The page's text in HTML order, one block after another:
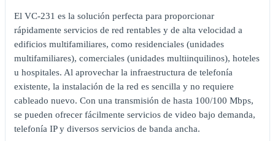
El VC-231 es la solución perfecta para proporcionar
rápidamente servicios de red rentables y de alta velocidad a
edificios multifamiliares, como residenciales (unidades
multifamiliares), comerciales (unidades multiinquilinos), hoteles
u hospitales. Al aprovechar la infraestructura de telefonía
existente, la instalación de la red es sencilla y no requiere
cableado nuevo. Con una transmisión de hasta 100/100 Mbps,
se pueden ofrecer fácilmente servicios de video bajo demanda,
telefonía IP y diversos servicios de banda ancha.